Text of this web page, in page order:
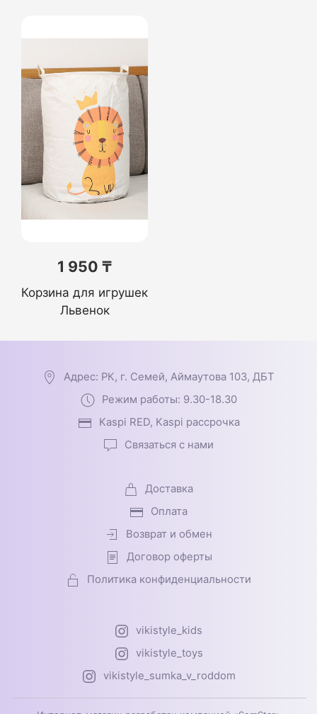
1 950 ₸
Корзина для игрушек
Львенок
Адрес: РК, г. Семей, Аймаутова 103, ДБТ
Режим работы: 9.30-18.30
Kaspi RED, Kaspi рассрочка
Связаться с нами
Доставка
Оплата
Возврат и обмен
Договор оферты
Политика конфиденциальности
vikistyle_kids
vikistyle_toys
vikistyle_sumka_v_roddom